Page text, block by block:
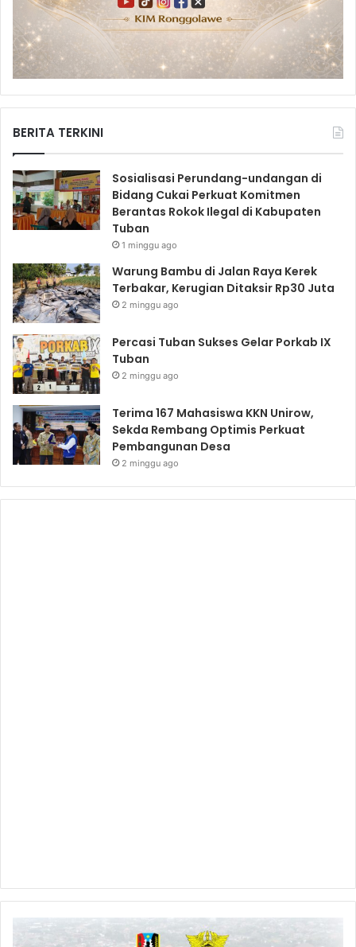
BERITA TERKINI
Sosialisasi Perundang-undangan di
Bidang Cukai Perkuat Komitmen
Berantas Rokok Ilegal di Kabupaten
Tuban
1 minggu ago
Warung Bambu di Jalan Raya Kerek
Terbakar, Kerugian Ditaksir Rp30 Juta
2 minggu ago
Percasi Tuban Sukses Gelar Porkab IX
Tuban
2 minggu ago
Terima 167 Mahasiswa KKN Unirow,
Sekda Rembang Optimis Perkuat
Pembangunan Desa
2 minggu ago